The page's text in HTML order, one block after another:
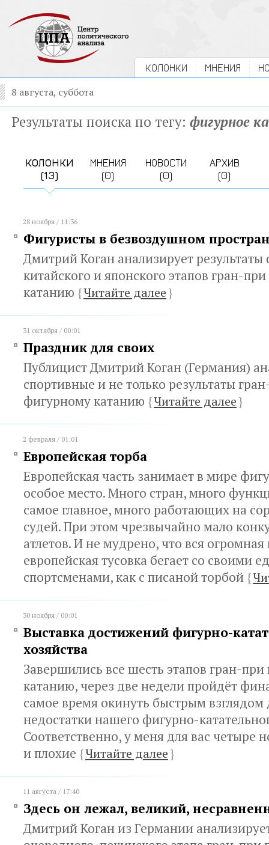
КОЛОНКИ МНЕНИЯ
8 августа, суббота
Результаты поиска по тегу: фигурное
КОЛОНКИ
(13)
МНЕНИЯ
(0)
НОВОСТИ
(0)
АРХИВ
(0)
28 ноября / 11:36
Фигуристы в безвоздушном
Дмитрий Коган анализирует результаты
китайского и японского этапов гран-
катанию {Читайте далее}
31 октября / 00:01
Праздник для своих
Публицист Дмитрий Коган (Германия)
спортивные и не только результаты
фигурному катанию {Читайте далее}
2 февраля / 01:01
Европейская торба
Европейская часть занимает в мире
особое место. Много стран, много
самое главное, много работающих на
судей. При этом чрезвычайно мало
атлетов. И не мудрено, что вся огромная
европейская тусовка бегает со своими
спортсменами, как с писаной торбой {
30 ноября / 00:01
Выставка достижений фигурно-
хозяйства
Завершились все шесть этапов гран-
катанию, через две недели пройдёт
самое время окинуть быстрым
недостатки нашего фигурно-
Соответственно, у меня для вас четыре
и плохие {Читайте далее}
11 августа / 17:40
Здесь он лежал, великий,
Дмитрий Коган из Германии